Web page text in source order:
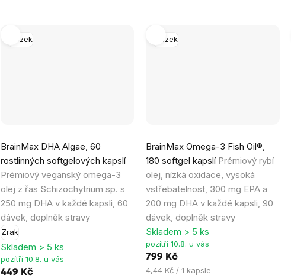
Mozek
BrainMax DHA Algae, 60
rostlinných softgelových kapslí
Prémiový veganský omega-3
olej z řas Schizochytrium sp. s
250 mg DHA v každé kapsli, 60
dávek, doplněk stravy
Zrak
hodnocení
produktu
je
5,0
z
5
hvězdiček.
Skladem > 5 ks
pozítří 10.8. u vás
449 Kč
Mozek
BrainMax Omega-3 Fish Oil®,
180 softgel kapslí Prémiový rybí
olej, nízká oxidace, vysoká
vstřebatelnost, 300 mg EPA a
200 mg DHA v každé kapsli, 90
dávek, doplněk stravy
hodnocení
produktu
je
4,9
z
5
hvězdiček.
Skladem > 5 ks
pozítří 10.8. u vás
799 Kč
Měrná
4,44 Kč / 1 kapsle